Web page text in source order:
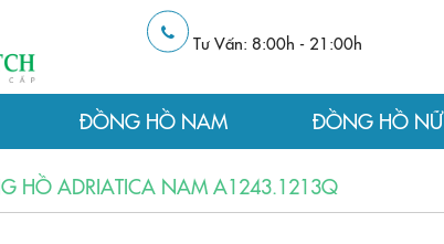
Tư Vấn: 8:00h - 21:00h
ĐỒNG HỒ NAM ĐỒNG HỒ NỮ
HỒ ADRIATICA NAM A1243.1213Q